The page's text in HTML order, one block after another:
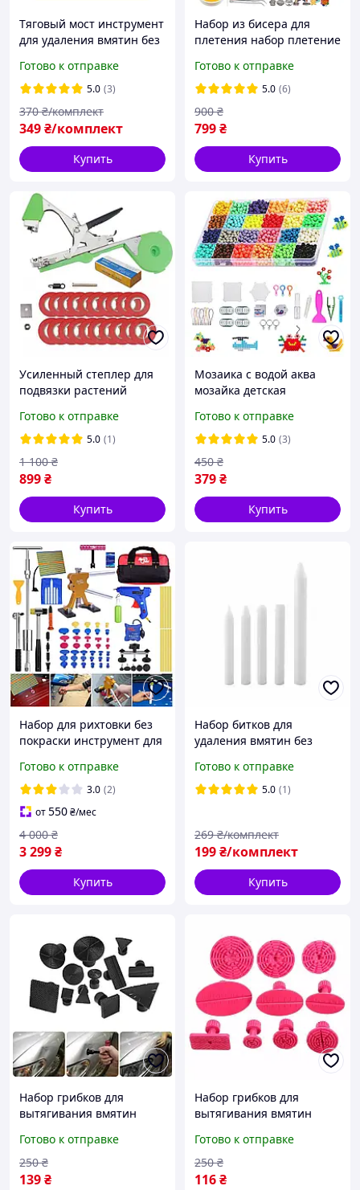
Тяговый мост инструмент
для удаления вмятин без
рихтовки 10 единиц
Готово к отправке
5.0 (3)
349₴/комплект
370 ₴/комплект
Купить
Набор из бисера для
плетения набор плетение
плетения бисером 43200
шт
Готово к отправке
5.0 (6)
799₴
900 ₴
Купить
Усиленный степлер для
подвязки растений
цветов Tapetool + 10000
скоб + 20 рулонов ленты
Готово к отправке
5.0 (1)
899₴
1 100 ₴
Купить
Mозаика с водой аква
мозайка детская
мозаика аквамозаика
aquabeads 2400 шт
Готово к отправке
5.0 (3)
379₴
450 ₴
Купить
Набор для рихтовки без
покраски инструмент для
Super PDR 76 предметов
Готово к отправке
3.0 (2)
от550₴/мес
3 299₴
4 000 ₴
Купить
Набор битков для
удаления вмятин без
керн нокдаун 5 штук
Готово к отправке
5.0 (1)
199₴/комплект
269 ₴/комплект
Купить
Набор грибков для
вытягивания вмятин
Готово к отправке
139₴
250 ₴
Набор грибков для
вытягивания вмятин
Готово к отправке
116₴
250 ₴